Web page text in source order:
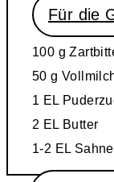
Für die
100 g
50 g
1 EL
2 EL Butter
1-2 EL Sahne